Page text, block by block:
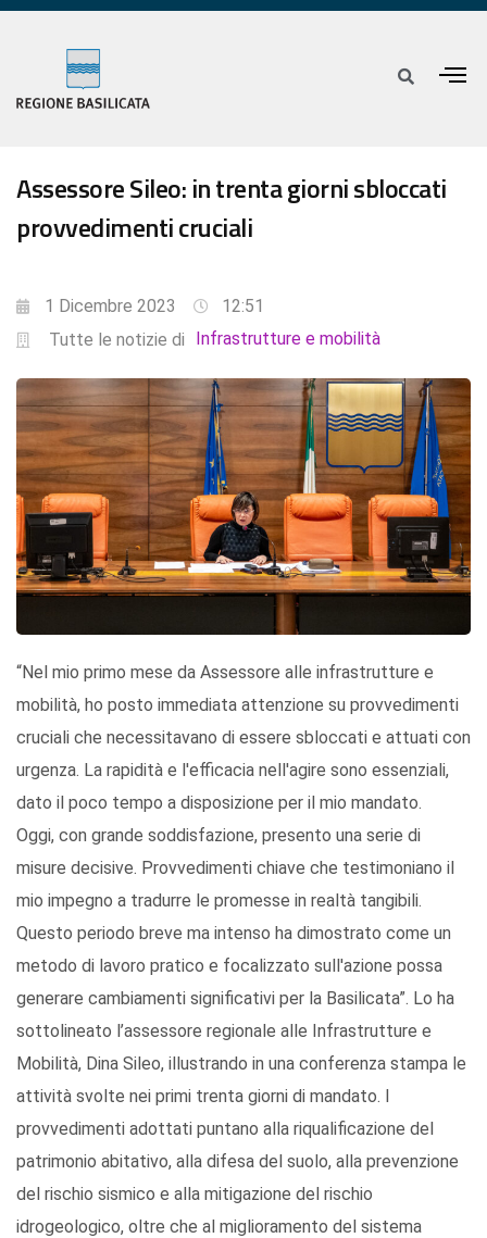
Assessore Sileo: in trenta giorni sbloccati
provvedimenti cruciali
1 Dicembre 2023
12:51
Tutte le notizie di
Infrastrutture e mobilità
“Nel mio primo mese da Assessore alle infrastrutture e
mobilità, ho posto immediata attenzione su provvedimenti
cruciali che necessitavano di essere sbloccati e attuati con
urgenza. La rapidità e l'efficacia nell'agire sono essenziali,
dato il poco tempo a disposizione per il mio mandato.
Oggi, con grande soddisfazione, presento una serie di
misure decisive. Provvedimenti chiave che testimoniano il
mio impegno a tradurre le promesse in realtà tangibili.
Questo periodo breve ma intenso ha dimostrato come un
metodo di lavoro pratico e focalizzato sull'azione possa
generare cambiamenti significativi per la Basilicata”. Lo ha
sottolineato l’assessore regionale alle Infrastrutture e
Mobilità, Dina Sileo, illustrando in una conferenza stampa le
attività svolte nei primi trenta giorni di mandato. I
provvedimenti adottati puntano alla riqualificazione del
patrimonio abitativo, alla difesa del suolo, alla prevenzione
del rischio sismico e alla mitigazione del rischio
idrogeologico, oltre che al miglioramento del sistema